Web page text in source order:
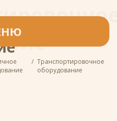
/ Транспортировочное
оборудование